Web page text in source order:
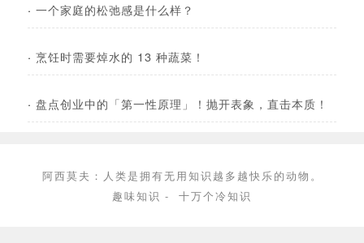
· 一个家庭的松弛感是什么样？
· 烹饪时需要焯水的 13 种蔬菜！
· 盘点创业中的「第一性原理」！抛开表象，直击本质！
阿西莫夫：人类是拥有无用知识越多越快乐的动物。
趣味知识 - 十万个冷知识